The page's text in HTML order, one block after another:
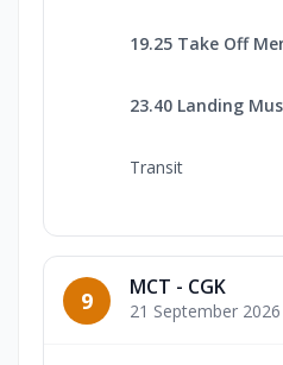
19.25 Take Off
23.40 Landing
Transit
9 MCT - CGK
21 September 2026